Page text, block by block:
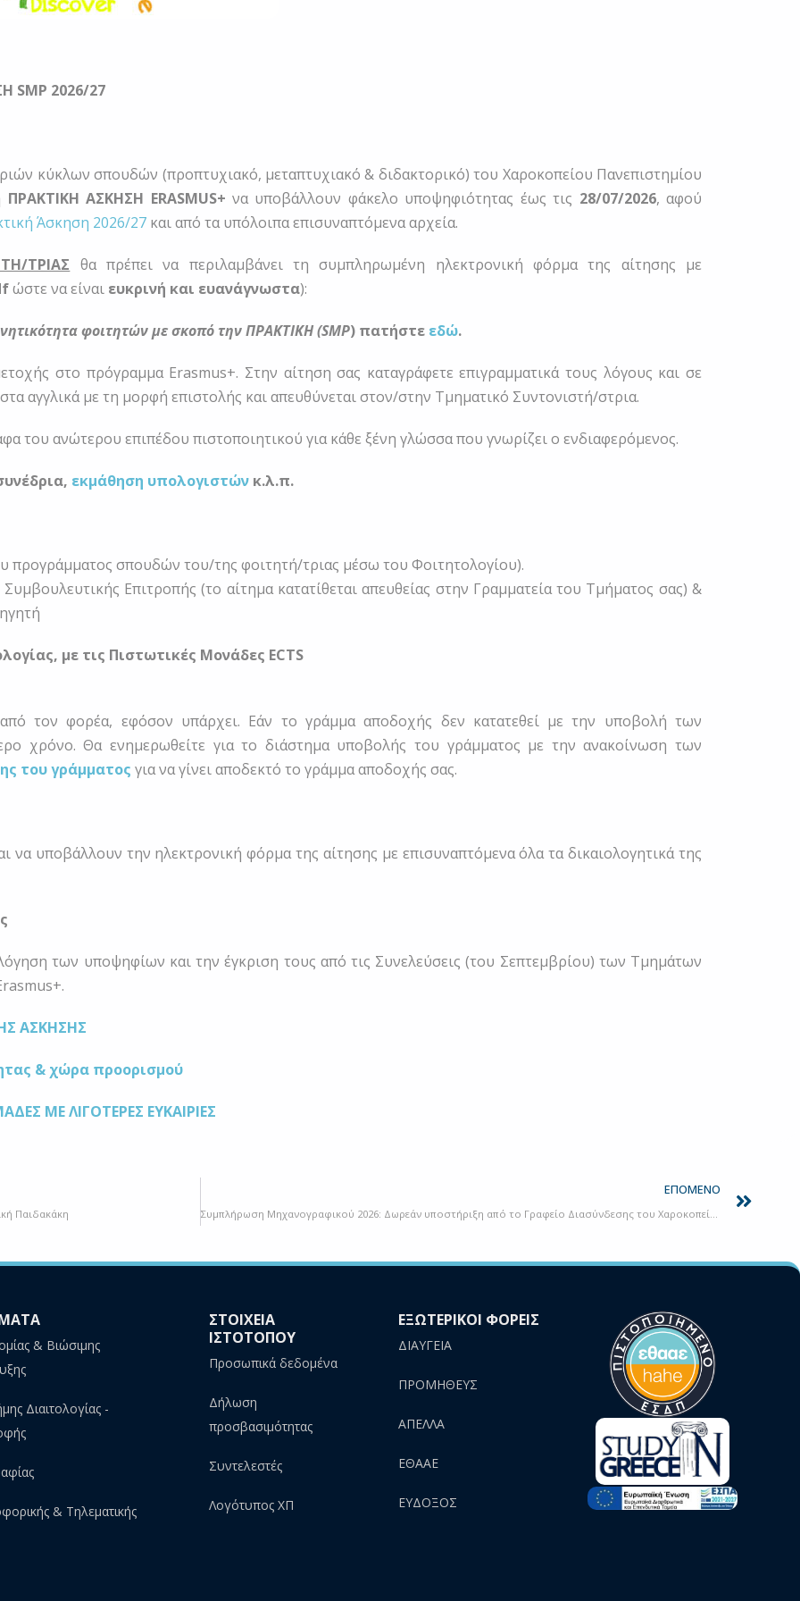
SMP 2026/27
κύκλων σπουδών (προπτυχιακό, μεταπτυχιακό & διδακτορικό) του Χαροκοπείου Πανεπιστημίου
ΠΡΑΚΤΙΚΗ ΑΣΚΗΣΗ ERASMUS+ να υποβάλλουν φάκελο υποψηφιότητας έως τις 28/07/2026, αφού
Άσκηση 2026/27 και από τα υπόλοιπα επισυναπτόμενα αρχεία.
ΤΡΙΑΣ θα πρέπει να περιλαμβάνει τη συμπληρωμένη ηλεκτρονική φόρμα της αίτησης με
ώστε να είναι ευκρινή και ευανάγνωστα):
φοιτητών με σκοπό την ΠΡΑΚΤΙΚΗ (SMP) πατήστε εδώ.
στο πρόγραμμα Erasmus+. Στην αίτηση σας καταγράφετε επιγραμματικά τους λόγους και σε
αγγλικά με τη μορφή επιστολής και απευθύνεται στον/στην Τμηματικό Συντονιστή/στρια.
του ανώτερου επιπέδου πιστοποιητικού για κάθε ξένη γλώσσα που γνωρίζει ο ενδιαφερόμενος.
εκμάθηση υπολογιστών κ.λ.π.
προγράμματος σπουδών του/της φοιτητή/τριας μέσω του Φοιτητολογίου).
Επιτροπής (το αίτημα κατατίθεται απευθείας στην Γραμματεία του Τμήματος σας) &
με τις Πιστωτικές Μονάδες ECTS
τον φορέα, εφόσον υπάρχει. Εάν το γράμμα αποδοχής δεν κατατεθεί με την υποβολή των
χρόνο. Θα ενημερωθείτε για το διάστημα υποβολής του γράμματος με την ανακοίνωση των
του γράμματος για να γίνει αποδεκτό το γράμμα αποδοχής σας.
να υποβάλλουν την ηλεκτρονική φόρμα της αίτησης με επισυναπτόμενα όλα τα δικαιολογητικά της
των υποψηφίων και την έγκριση τους από τις Συνελεύσεις (του Σεπτεμβρίου) των Τμημάτων
ΑΣΚΗΣΗΣ
& χώρα προορισμού
ΜΕ ΛΙΓΟΤΕΡΕΣ ΕΥΚΑΙΡΙΕΣ
Παιδακάκη
ΕΠΌΜΕΝΟ
Συμπλήρωση Μηχανογραφικού 2026: Δωρεάν υποστήριξη από το Γραφείο Διασύνδεσης του Χαροκοπείου Πανεπιστημίου
& Βιώσιμης
Διαιτολογίας -
& Τηλεματικής
ΣΤΟΙΧΕΙΑ
ΙΣΤΟΤΟΠΟΥ
Προσωπικά δεδομένα
Δήλωση
προσβασιμότητας
Συντελεστές
Λογότυπος ΧΠ
ΕΞΩΤΕΡΙΚΟΙ ΦΟΡΕΙΣ
ΔΙΑΥΓΕΙΑ
ΠΡΟΜΗΘΕΥΣ
AΠΕΛΛΑ
ΕΘΑΑΕ
ΕΥΔΟΞΟΣ